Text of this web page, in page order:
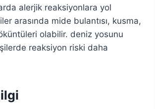
alerjik reaksiyonlara yol
arasında mide bulantısı, kusma,
olabilir. deniz yosunu
reaksiyon riski daha